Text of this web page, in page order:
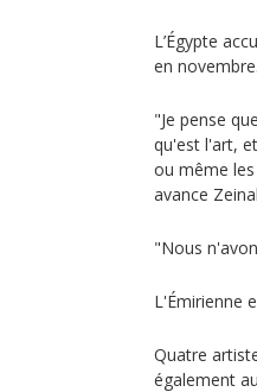
L’Égypte
en novembre.
"Je pense
qu'est l'art,
ou même
avance
"Nous
L'Émirienne
Quatre
également